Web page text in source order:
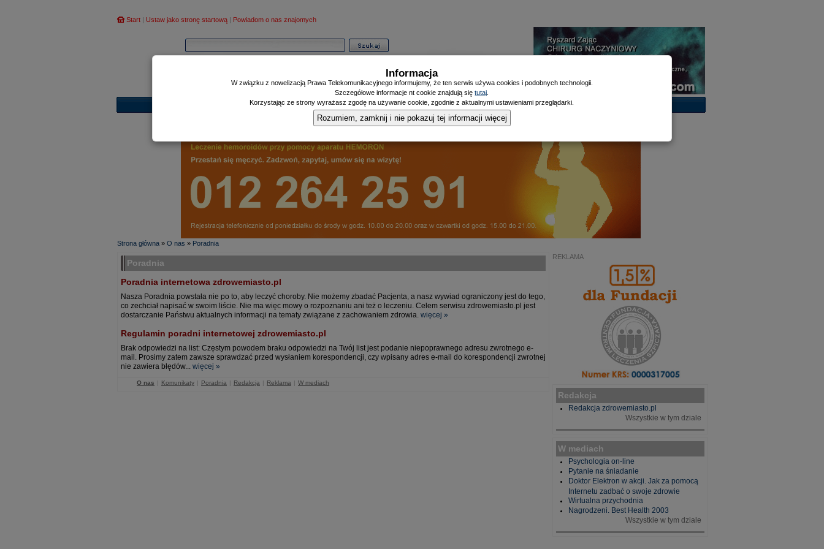
Start | Ustaw jako stronę startową | Powiadom o nas znajomych
Informator|Poczekalnia|Zdrowy Mieszczanin|Doniesienia Listonosza
Strona główna » O nas » Poradnia
Poradnia
Poradnia internetowa zdrowemiasto.pl
Nasza Poradnia powstała nie po to, aby leczyć choroby. Nie możemy zbadać Pacjenta, a nasz wywiad ograniczony jest do tego,
co zechciał napisać w swoim liście. Nie ma więc mowy o rozpoznaniu ani też o leczeniu. Celem serwisu zdrowemiasto.pl jest
dostarczanie Państwu aktualnych informacji na tematy związane z zachowaniem zdrowia. więcej »
Regulamin poradni internetowej zdrowemiasto.pl
Brak odpowiedzi na list: Częstym powodem braku odpowiedzi na Twój list jest podanie niepoprawnego adresu zwrotnego e-
mail. Prosimy zatem zawsze sprawdzać przed wysłaniem korespondencji, czy wpisany adres e-mail do korespondencji zwrotnej
nie zawiera błędów... więcej »
O nas | Komunikaty | Poradnia | Redakcja | Reklama | W mediach
REKLAMA
Redakcja
Redakcja zdrowemiasto.pl
Wszystkie w tym dziale
W mediach
Psychologia on-line
Pytanie na śniadanie
Doktor Elektron w akcji. Jak za pomocą
Internetu zadbać o swoje zdrowie
Wirtualna przychodnia
Nagrodzeni. Best Health 2003
Wszystkie w tym dziale
Informacja
W związku z nowelizacją Prawa Telekomunikacyjnego informujemy, że ten serwis używa cookies i podobnych technologii.
Szczegółowe informacje nt cookie znajdują siętutaj
Korzystając ze strony wyrażasz zgodę na używanie cookie, zgodnie z aktualnymi ustawieniami przeglądarki.
Rozumiem, zamknij i nie pokazuj tej informacji więcej